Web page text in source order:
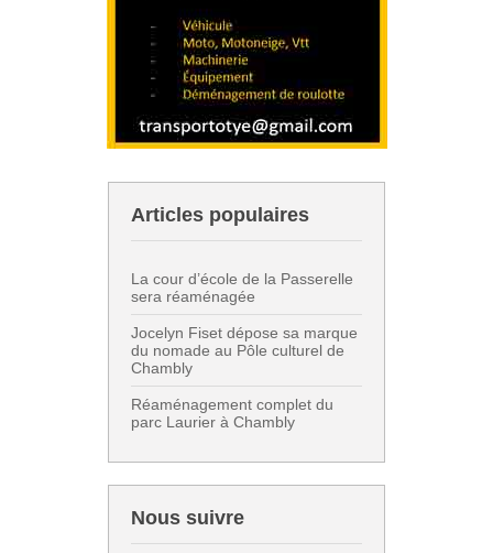
Articles populaires
La cour d’école de la Passerelle
sera réaménagée
Jocelyn Fiset dépose sa marque
du nomade au Pôle culturel de
Chambly
Réaménagement complet du
parc Laurier à Chambly
Nous suivre